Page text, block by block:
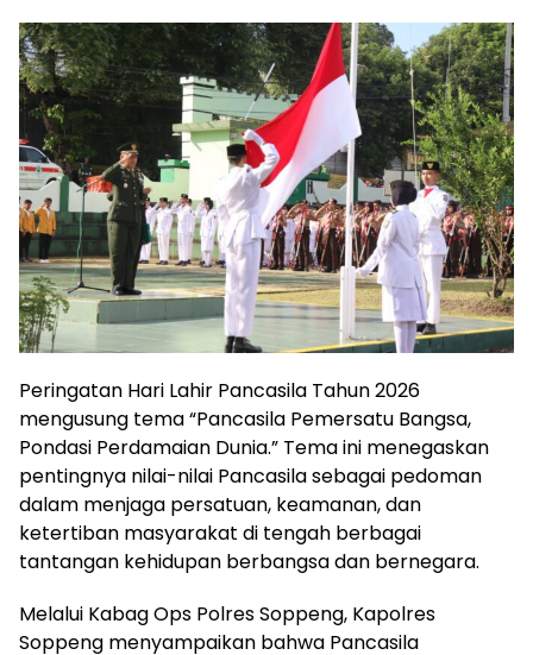
Peringatan Hari Lahir Pancasila Tahun 2026
mengusung tema “Pancasila Pemersatu Bangsa,
Pondasi Perdamaian Dunia.” Tema ini menegaskan
pentingnya nilai-nilai Pancasila sebagai pedoman
dalam menjaga persatuan, keamanan, dan
ketertiban masyarakat di tengah berbagai
tantangan kehidupan berbangsa dan bernegara.
Melalui Kabag Ops Polres Soppeng, Kapolres
Soppeng menyampaikan bahwa Pancasila